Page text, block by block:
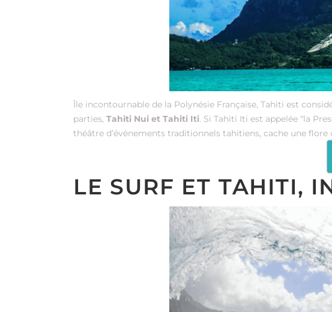
Île incontournable de la Polynésie Française, Tahiti est
parties, Tahiti Nui et Tahiti Iti. Si Tahiti Iti est appelée “la
théâtre d’évènements traditionnels tahitiens, cache une flore
LE SURF ET TAHITI,